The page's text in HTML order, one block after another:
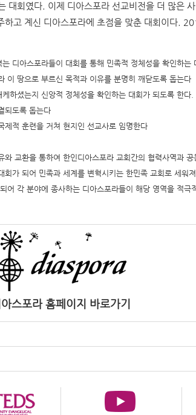
대회였다. 이제 디아스포라 선교비전을 더 많은
고 계신 디아스포라에 초점을 맞춘 대회이다.
디아스포라들이 대회를 통해 민족적 정체성을 확인하는
이 땅으로 부르신 목적과 이유를 분명히 깨닫도록 돕는다
하셨는지 신앙적 정체성을 확인하는 대회가 되도록 한다.
되도록 돕는다
적 훈련을 거쳐 현지인 선교사로 임명한다
교환을 통하여 한인디아스포라 교회간의 협력사역과
가 되어 민족과 세계를 변혁시키는 한민족 교회로 세워
각 분야에 종사하는 디아스포라들이 해당 영역을 적극
스포라 홈페이지 바로가기